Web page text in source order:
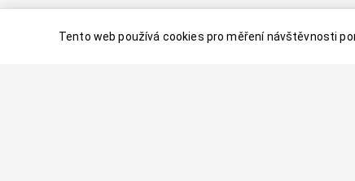
Tento web používá cookies pro měření návštěvnosti